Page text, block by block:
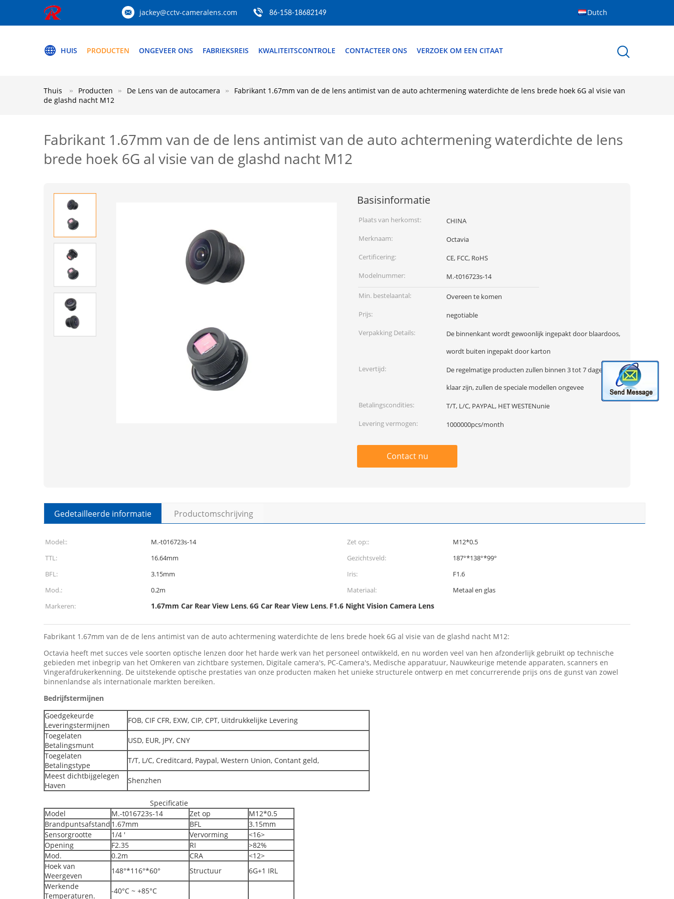
jackey@cctv-cameralens.com 86-158-18682149 Dutch
HUIS PRODUCTEN ONGEVEER ONS FABRIEKSREIS KWALITEITSCONTROLE CONTACTEER ONS VERZOEK OM EEN CITAAT
Thuis Producten De Lens van de autocamera
Fabrikant 1.67mm van de de lens antimist van de auto achtermening waterdichte de lens brede hoek 6G al visie van
de glashd nacht M12
Fabrikant 1.67mm van de de lens antimist van de auto achtermening waterdichte de lens
brede hoek 6G al visie van de glashd nacht M12
Basisinformatie
Plaats van herkomst:
CHINA
Merknaam:
Octavia
Certificering:
CE, FCC, RoHS
Modelnummer:
M.-t016723s-14
Min. bestelaantal:
Overeen te komen
Prijs:
negotiable
Verpakking Details:
De binnenkant wordt gewoonlijk ingepakt door blaardoos,
wordt buiten ingepakt door karton
Levertijd:
De regelmatige producten zullen binnen 3 tot 7 dagen
klaar zijn, zullen de speciale modellen ongevee
Betalingscondities:
T/T, L/C, PAYPAL, HET WESTENunie
Levering vermogen:
1000000pcs/month
Contact nu
Gedetailleerde informatie Productomschrijving
Model:: M.-t016723s-14 Zet op::
M12*0.5
TTL:
16.64mm Gezichtsveld:
187°*138°*99°
BFL:
3.15mm Iris:
F1.6
Mod.:
0.2m Materiaal:
Metaal en glas
Markeren:
1.67mm Car Rear View Lens,6G Car Rear View Lens, F1.6 Night Vision Camera Lens
Fabrikant 1.67mm van de de lens antimist van de auto achtermening waterdichte de lens brede hoek 6G al visie van de glashd nacht M12:
Octavia heeft met succes vele soorten optische lenzen door het harde werk van het personeel ontwikkeld, en nu worden veel van hen afzonderlijk gebruikt op technische
gebieden met inbegrip van het Omkeren van zichtbare systemen, Digitale camera's, PC-Camera's, Medische apparatuur, Nauwkeurige metende apparaten, scanners en
Vingerafdrukerkenning. De uitstekende optische prestaties van onze producten maken het unieke structurele ontwerp en met concurrerende prijs ons de gunst van zowel
binnenlandse als internationale markten bereiken.
Bedrijfstermijnen
Goedgekeurde
Leveringstermijnen
FOB, CIF CFR, EXW, CIP, CPT, Uitdrukkelijke Levering
Toegelaten
Betalingsmunt
USD, EUR, JPY, CNY
Toegelaten
Betalingstype
T/T, L/C, Creditcard, Paypal, Western Union, Contant geld,
Meest dichtbijgelegen
Haven
Shenzhen
Specificatie
Model
M.-t016723s-14 Zet op
M12*0.5
Brandpuntsafstand 1.67mm BFL
3.15mm
Sensorgrootte
1/4 ' Vervorming
<16>
Opening
F2.35 RI
>82%
Mod.
0.2m CRA
<12>
Hoek van
Weergeven
148°*116°*60° Structuur
6G+1 IRL
Werkende
Temperaturen.
-40°C ~ +85°C